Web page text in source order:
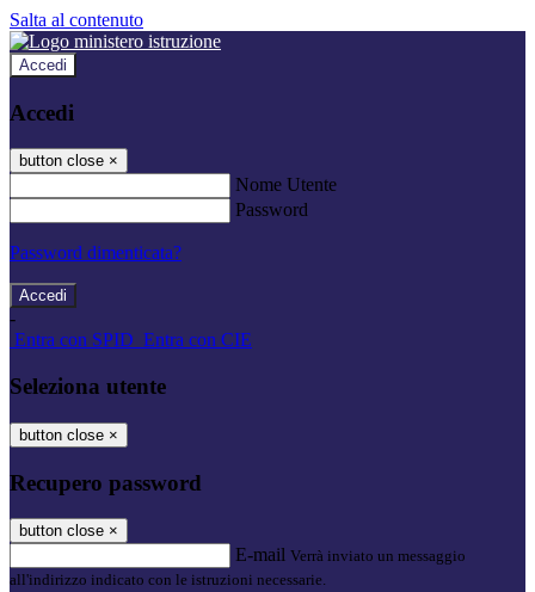
Salta al contenuto
Accedi
Accedi
button close ×
Nome Utente
Password
Password dimenticata?
-
Entra con SPID Entra con CIE
Seleziona utente
button close ×
Recupero password
button close ×
E-mail Verrà inviato un messaggio
all'indirizzo indicato con le istruzioni necessarie.